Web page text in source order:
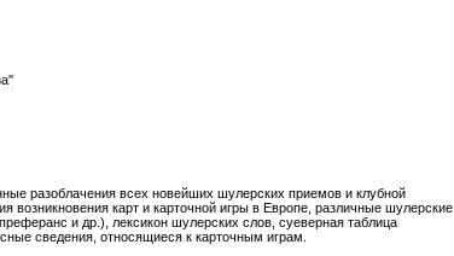
разоблачения всех новейших шулерских приемов и клубной
возникновения карт и карточной игры в Европе, различные шулерские
и др.), лексикон шулерских слов, суеверная таблица
сведения, относящиеся к карточным играм.